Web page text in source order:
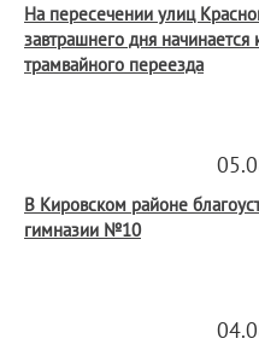
На пересечении улиц
завтрашнего дня
трамвайного переезда
В Кировском районе
гимназии №10